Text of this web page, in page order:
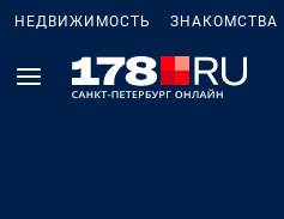
НЕДВИЖИМОСТЬ ЗНАКОМСТВА